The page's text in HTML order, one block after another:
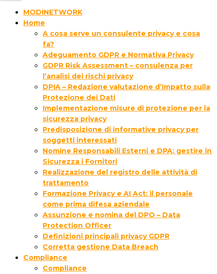
MODINETWORK
Home
A cosa serve un consulente privacy e cosa
fa?
Adeguamento GDPR e Normativa Privacy
GDPR Risk Assessment – consulenza per
l’analisi dei rischi privacy
DPIA – Redazione valutazione d’Impatto sulla
Protezione dei Dati
Implementazione misure di protezione per la
sicurezza privacy
Predisposizione di informative privacy per
soggetti interessati
Nomine Responsabili Esterni e DPA: gestire in
Sicurezza i Fornitori
Realizzazione del registro delle attività di
trattamento
Formazione Privacy e AI Act: il personale
come prima difesa aziendale
Assunzione e nomina del DPO – Data
Protection Officer
Definizioni principali privacy GDPR
Corretta gestione Data Breach
Compliance
Compliance